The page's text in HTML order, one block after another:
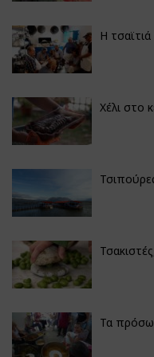
Η
Χέλι στο
Τα